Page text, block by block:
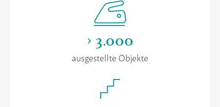
> 3.000
ausgestellte Objekte